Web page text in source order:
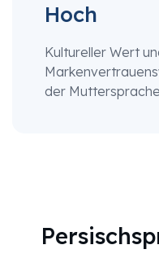
Hoch
Kultureller Wert
der